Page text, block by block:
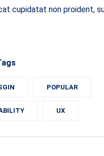
cupidatat non proident,
POPULAR
UX